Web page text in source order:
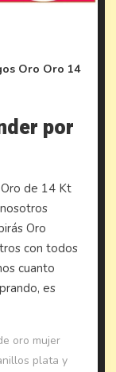
Oro Oro 14
por
de 14 Kt
Oro
con todos
cuanto
es
oro mujer
plata y